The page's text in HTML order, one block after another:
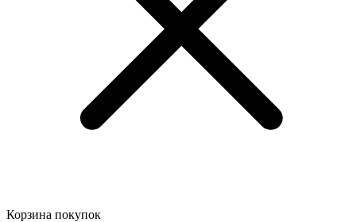
Корзина покупок